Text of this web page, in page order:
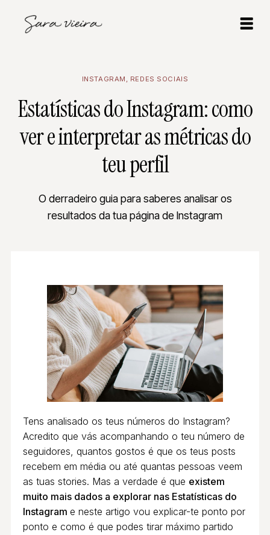
INSTAGRAM REDES SOCIAIS
Estatísticas do Instagram: como
ver e interpretar as métricas do
teu perfil
O derradeiro guia para saberes analisar os
resultados da tua página de Instagram
Tens analisado os teus números do Instagram?
Acredito que vás acompanhando o teu número de
seguidores, quantos gostos é que os teus posts
recebem em média ou até quantas pessoas veem
as tuas stories. Mas a verdade é que existem
muito mais dados a explorar nas Estatísticas do
Instagram e neste artigo vou explicar-te ponto por
ponto e como é que podes tirar máximo partido